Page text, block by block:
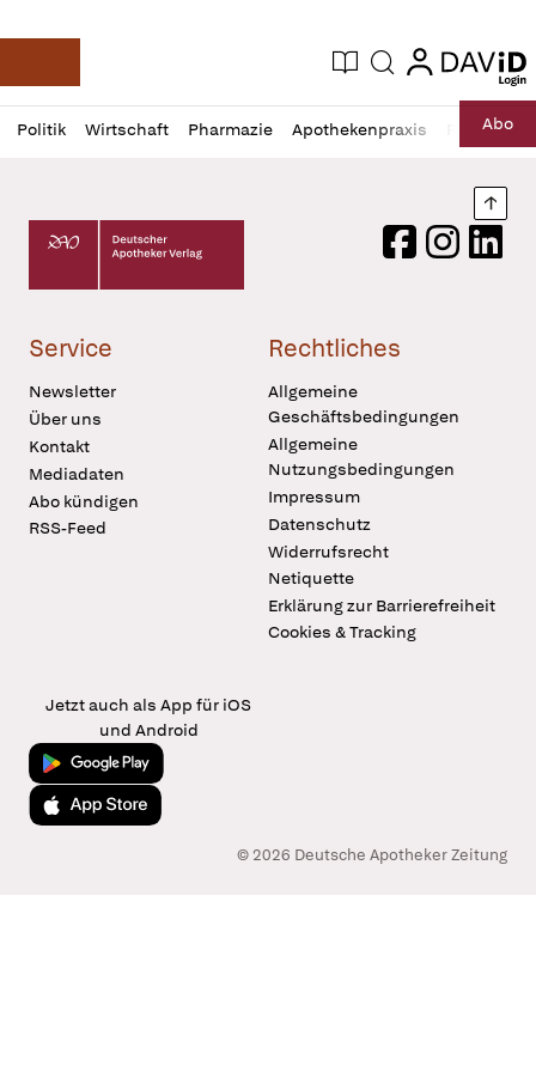
Deutsche Apotheker Zeitung
Aktuelle Ausgabe
Suche login
login
Politik Wirtschaft Pharmazie Apothekenpraxis RechtAbo
Profil
öffnen
Daz
Pur
Deutscher Apotheker Verlag Logo
FacebookInstagram
Service
Newsletter
Über uns
Kontakt
Mediadaten
Abo kündigen
RSS-Feed
Rechtliches
Allgemeine
Geschäftsbedingungen
Allgemeine
Nutzungsbedingungen
Impressum
Datenschutz
Widerrufsrecht
Netiquette
Erklärung zur Barrierefreiheit
Cookies & Tracking
Jetzt auch als App für iOS
und Android
Jetzt bei Google Play
Laden im App Store
© 2026 Deutsche Apotheker Zeitung